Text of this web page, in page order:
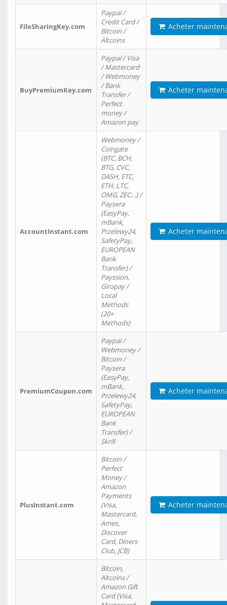
FileSharingKey.com
Paypal /
Credit Card /
Bitcoin /
Altcoins
Acheter
BuyPremiumKey.com
Paypal / Visa
/ Mastercard
/ Webmoney
/ Bank
Transfer /
Perfect
money /
Amazon pay
Acheter
AccountInstant.com
Webmoney /
Coingate
(BTC, BCH,
BTG, CVC,
DASH, ETC,
ETH, LTC,
OMG, ZEC…) /
Paysera
(EasyPay,
mBank,
Przelewy24,
SafetyPay,
EUROPEAN
Bank
Transfer) /
Payssion,
Giropay /
Local
Methods
(20+
Methods)
Acheter
PremiumCoupon.com
Paypal /
Webmoney /
Bitcoin /
Paysera
(EasyPay,
mBank,
Przelewy24,
SafetyPay,
EUROPEAN
Bank
Transfer) /
Skrill
Acheter
PlusInstant.com
Bitcoin /
Perfect
Money /
Amazon
Payments
(Visa,
Mastercard,
Amex,
Discover
Card, Diners
Club, JCB)
Acheter
Bitcoin,
Altcoins /
Amazon Gift
Card (Visa,